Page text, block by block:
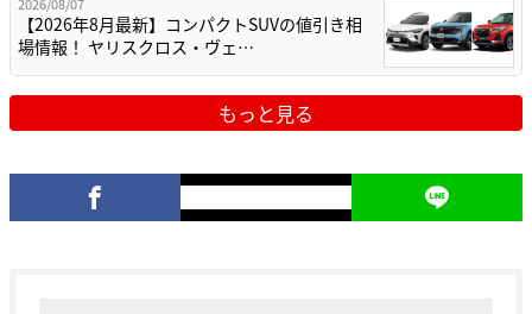
【2026年8月最新】コンパクトSUVの値引き相
場情報！ ヤリスクロス・ヴェ…
もっと見る